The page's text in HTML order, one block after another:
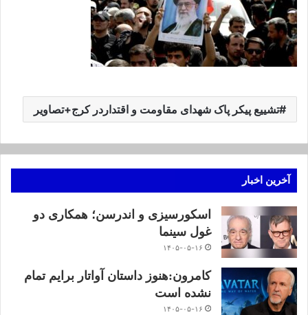
تشییع پیکر پاک شهدای مقاومت و اقتداردر کرج+تصاویر
آخرین اخبار
اسکورسیزی و اندرسن؛ همکاری دو
غول سینما
۱۴۰۵-۰۵-۱۶
کامرون:هنوز داستان آواتار برایم تمام
نشده است
۱۴۰۵-۰۵-۱۶